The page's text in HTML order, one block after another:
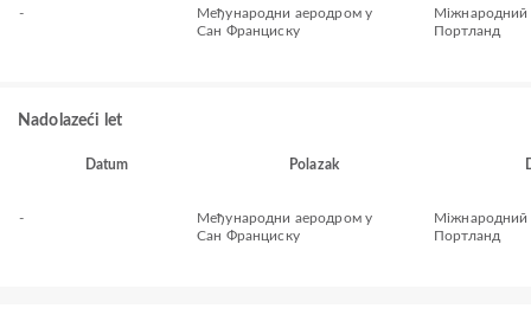
-
Међународни аеродром у
Сан Франциску
Міжнародний
Портланд
Nadolazeći let
Datum Polazak
-
Међународни аеродром у
Сан Франциску
Міжнародний
Портланд